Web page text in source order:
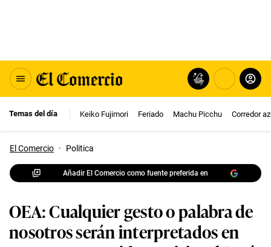
Temas del día Keiko Fujimori Feriado Machu Picchu Corredor
El Comercio · Politica
Añadir El Comercio como fuente preferida en
OEA: Cualquier gesto o palabra de
nosotros serán interpretados en